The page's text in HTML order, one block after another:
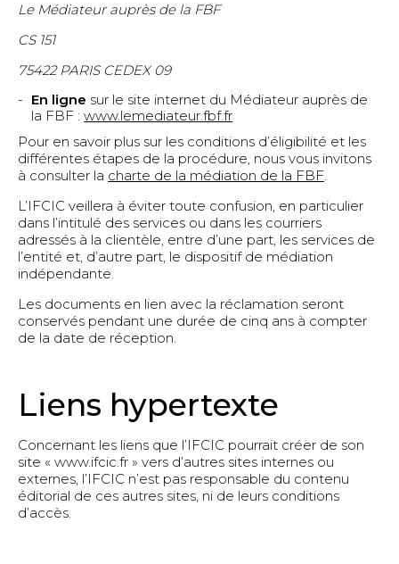
Le Médiateur auprès de la FBF
CS 151
75422 PARIS CEDEX 09
En ligne sur le site internet du Médiateur auprès de
la FBF : www.lemediateur.fbf.fr
Pour en savoir plus sur les conditions d’éligibilité et les
différentes étapes de la procédure, nous vous invitons
à consulter la charte de la médiation de la FBF.
L’IFCIC veillera à éviter toute confusion, en particulier
dans l’intitulé des services ou dans les courriers
adressés à la clientèle, entre d’une part, les services de
l’entité et, d’autre part, le dispositif de médiation
indépendante.
Les documents en lien avec la réclamation seront
conservés pendant une durée de cinq ans à compter
de la date de réception.
Liens hypertexte
Concernant les liens que l’IFCIC pourrait créer de son
site « www.ifcic.fr » vers d’autres sites internes ou
externes, l’IFCIC n’est pas responsable du contenu
éditorial de ces autres sites, ni de leurs conditions
d’accès.